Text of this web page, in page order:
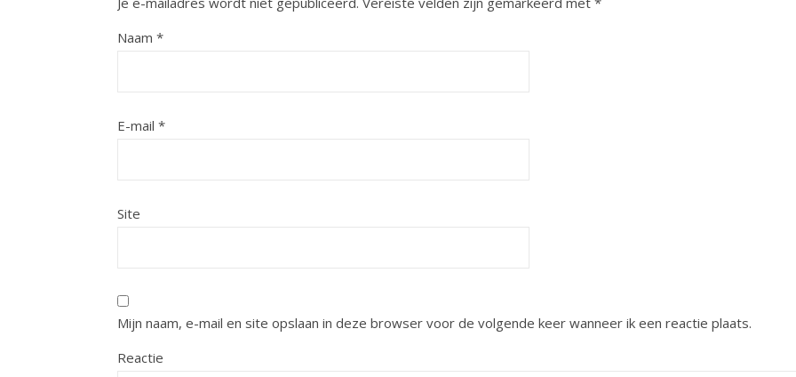
Naam *
E-mail *
Site
Mijn naam, e-mail en site opslaan in deze browser voor de volgende keer wanneer ik een reactie plaats.
Reactie